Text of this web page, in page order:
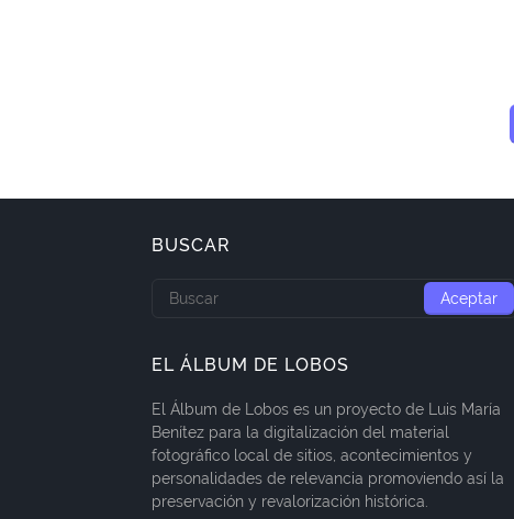
BUSCAR
EL ÁLBUM DE LOBOS
El Álbum de Lobos es un proyecto de Luis María
Benítez para la digitalización del material
fotográfico local de sitios, acontecimientos y
personalidades de relevancia promoviendo así la
preservación y revalorización histórica.